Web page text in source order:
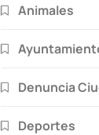
Animales
Denuncia
Deportes